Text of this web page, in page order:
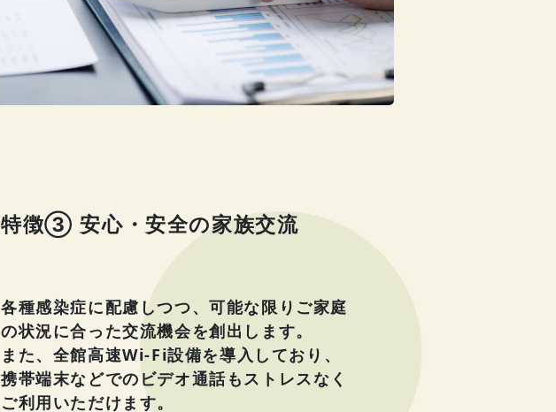
特徴③ 安心・安全の家族交流
各種感染症に配慮しつつ、可能な限りご家庭
の状況に合った交流機会を創出します。
また、全館高速Wi-Fi設備を導入しており、
携帯端末などでのビデオ通話もストレスなく
ご利用いただけます。